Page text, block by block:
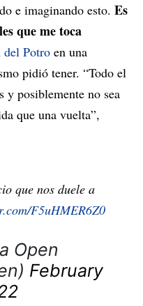
e imaginando esto. Es
que me toca
del Potro en una
pidió tener. “Todo el
y posiblemente no sea
que una vuelta”,
que nos duele a
F5uHMER6Z0
Open
February